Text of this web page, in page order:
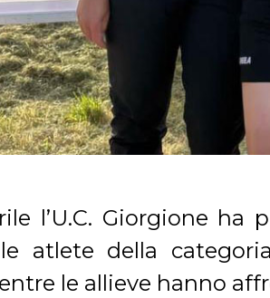
l’U.C. Giorgione ha
atlete della
le allieve hanno